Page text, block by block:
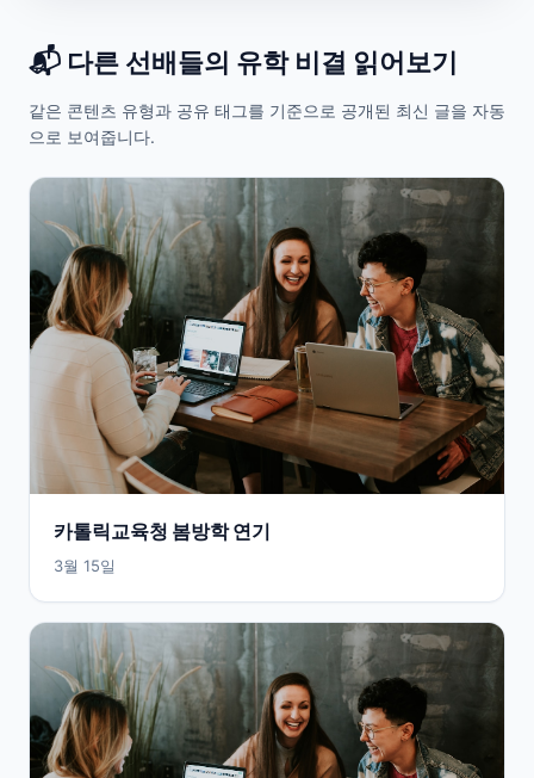
📬 다른 선배들의 유학 비결 읽어보기
같은 콘텐츠 유형과 공유 태그를 기준으로 공개된 최신 글을 자동
으로 보여줍니다.
카톨릭교육청 봄방학 연기
3월 15일